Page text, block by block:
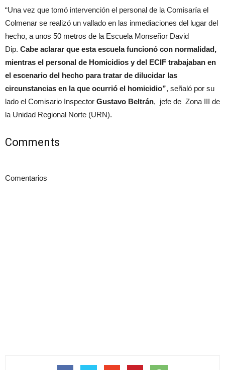
“Una vez que tomó intervención el personal de la Comisaría el
Colmenar se realizó un vallado en las inmediaciones del lugar del
hecho, a unos 50 metros de la Escuela Monseñor David
Dip. Cabe aclarar que esta escuela funcionó con normalidad,
mientras el personal de Homicidios y del ECIF trabajaban en
el escenario del hecho para tratar de dilucidar las
circunstancias en la que ocurrió el homicidio”, señaló por su
lado el Comisario Inspector Gustavo Beltrán, jefe de Zona III de
la Unidad Regional Norte (URN).
Comments
Comentarios